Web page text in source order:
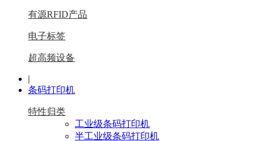
有源RFID产品
电子标签
超高频设备
|
条码打印机
特性归类
工业级条码打印机
半工业级条码打印机